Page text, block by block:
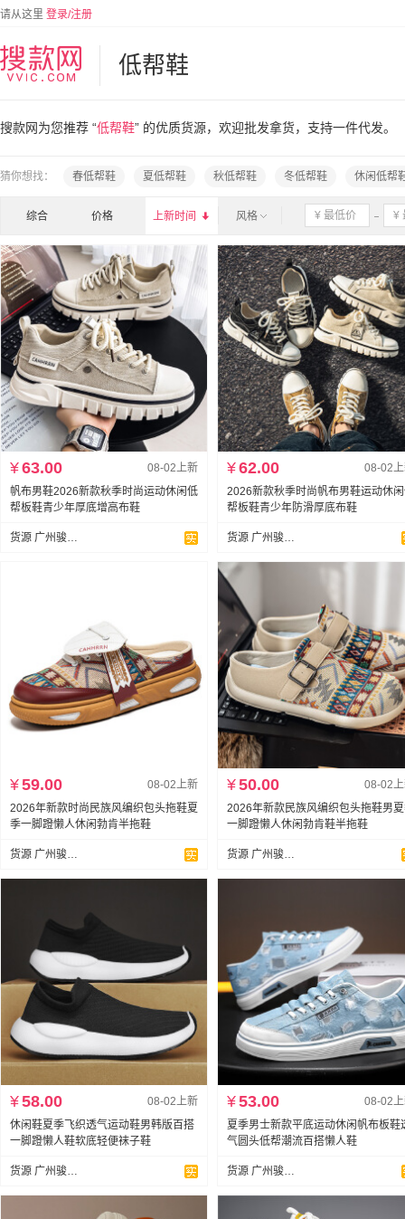
请从这里 登录/注册
低帮鞋
搜款网为您推荐 “低帮鞋” 的优质货源，欢迎批发拿货，支持一件代发。
猜你想找： 春低帮鞋 夏低帮鞋 秋低帮鞋 冬低帮鞋 休闲低帮
综合 价格 上新时间  风格
08-02上新
¥63.00
帆布男鞋2026新款秋季时尚运动休闲低
帮板鞋青少年厚底增高布鞋
货源 广州骏达鞋业
08-02
¥62.00
2026新款秋季时尚帆布男鞋运动休
帮板鞋青少年防滑厚底布鞋
货源 广州骏达鞋业
08-02上新
¥59.00
2026年新款时尚民族风编织包头拖鞋夏
季一脚蹬懒人休闲勃肯半拖鞋
货源 广州骏达鞋业
08-02
¥50.00
2026年新款民族风编织包头拖鞋男
一脚蹬懒人休闲勃肯鞋半拖鞋
货源 广州骏达鞋业
08-02上新
¥58.00
休闲鞋夏季飞织透气运动鞋男韩版百搭
一脚蹬懒人鞋软底轻便袜子鞋
货源 广州骏达鞋业
08-02
¥53.00
夏季男士新款平底运动休闲帆布板鞋
气圆头低帮潮流百搭懒人鞋
货源 广州骏达鞋业